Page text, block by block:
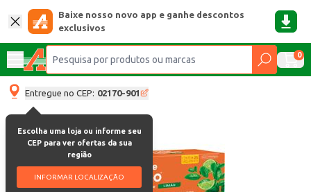
Baixe nosso novo app e ganhe descontos
exclusivos
0
Entregue no CEP: 02170-901
Escolha uma loja ou informe seu
CEP para ver ofertas da sua
região
INFORMAR LOCALIZAÇÃO